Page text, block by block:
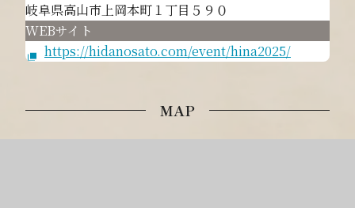
岐阜県高山市上岡本町１丁目５９０
WEBサイト
https://hidanosato.com/event/hina2025/
MAP